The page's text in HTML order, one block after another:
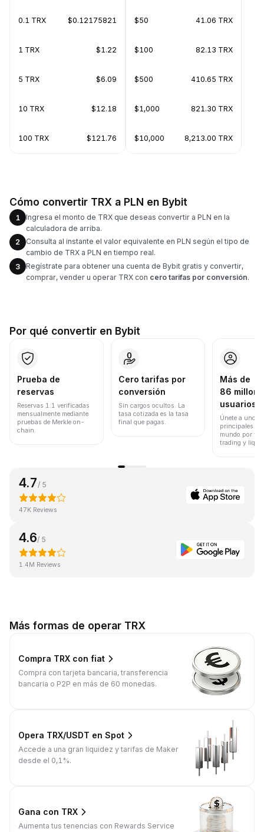
0.1 TRX $0.12175821
1 TRX $1.22
5 TRX $6.09
10 TRX $12.18
100 TRX $121.76
$50 41.06 TRX
$100 82.13 TRX
$500 410.65 TRX
$1,000 821.30 TRX
$10,000 8,213.00 TRX
Cómo convertir TRX a PLN en Bybit
1
Ingresa el monto de TRX que deseas convertir a PLN en la
calculadora de arriba.
2
Consulta al instante el valor equivalente en PLN según el tipo de
cambio de TRX a PLN en tiempo real.
3
Regístrate para obtener una cuenta de Bybit gratis y convertir,
comprar, vender u operar TRX con cero tarifas por conversión.
Por qué convertir en Bybit
Prueba de
reservas
Reservas 1:1 verificadas
mensualmente mediante
pruebas de Merkle on-
chain.
Cero tarifas por
conversión
Sin cargos ocultos. La
tasa cotizada es la tasa
final que pagas.
Más de
86
usuarios
Únete a uno
principales
mundo por
trading y
4.7 / 5
47K Reviews
4.6/ 5
1.4M Reviews
Más formas de operar TRX
Compra TRX con fiat
Compra con tarjeta bancaria, transferencia
bancaria o P2P en más de 60 monedas.
Opera TRX/USDT en Spot
Accede a una gran liquidez y tarifas de Maker
desde el 0,1%.
Gana con TRX
Aumenta tus tenencias con Rewards Service